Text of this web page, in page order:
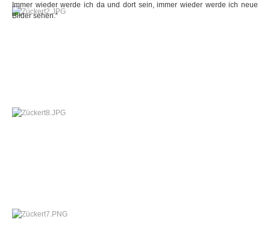
Immer wie­der werde ich da und dort sein, immer wie­der werde ich neue
Bil­der sehen.“